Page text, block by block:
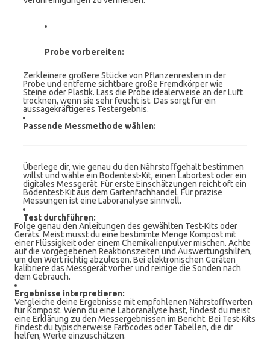
Probe vorbereiten:
Zerkleinere größere Stücke von Pflanzenresten in der
Probe und entferne sichtbare große Fremdkörper wie
Steine oder Plastik. Lass die Probe idealerweise an der Luft
trocknen, wenn sie sehr feucht ist. Das sorgt für ein
aussagekräftigeres Testergebnis.
Passende Messmethode wählen:
Überlege dir, wie genau du den Nährstoffgehalt bestimmen
willst und wähle ein Bodentest-Kit, einen Labortest oder ein
digitales Messgerät. Für erste Einschätzungen reicht oft ein
Bodentest-Kit aus dem Gartenfachhandel. Für präzise
Messungen ist eine Laboranalyse sinnvoll.
Test durchführen:
Folge genau den Anleitungen des gewählten Test-Kits oder
Geräts. Meist musst du eine bestimmte Menge Kompost mit
einer Flüssigkeit oder einem Chemikalienpulver mischen. Achte
auf die vorgegebenen Reaktionszeiten und Auswertungshilfen,
um den Wert richtig abzulesen. Bei elektronischen Geräten
kalibriere das Messgerät vorher und reinige die Sonden nach
dem Gebrauch.
Ergebnisse interpretieren:
Vergleiche deine Ergebnisse mit empfohlenen Nährstoffwerten
für Kompost. Wenn du eine Laboranalyse hast, findest du meist
eine Erklärung zu den Messergebnissen im Bericht. Bei Test-Kits
findest du typischerweise Farbcodes oder Tabellen, die dir
helfen, Werte einzuschätzen.